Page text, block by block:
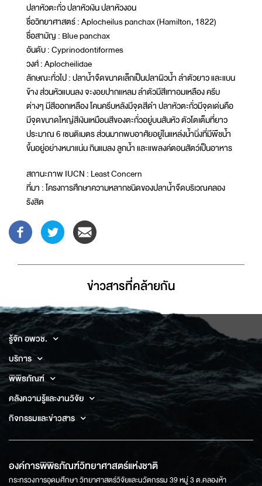
ปลาหัวตะกั่ว ปลาหัวเงิน ปลาหัวงอน
ชื่อวิทยาศาสตร์ : Aplocheilus panchax (Hamilton, 1822)
ชื่อสามัญ : Blue panchax
อันดับ : Cyprinodontiformes
วงศ์ : Aplocheilidae
ลักษณะทั่วไป : ปลาน้ำจืดขนาดเล็กเป็นปลาผิวน้ำ ลำตัวยาว และแบน
ข้าง ส่วนหัวแบนลง จะงอยปากแหลม ลำตัวมีสีเทาอมเหลือง ครีบ
ต่างๆ มีสีออกเหลือง โคนครีบหลังมีจุดสีดำ ปลาหัวตะกั่วมีจุดเด่นคือ
มีจุดขนาดใหญ่สีเงินเหมือนสีของตะกั่วอยู่บนสันหัว ตัวโตเต็มที่ยาว
ประมาณ 6 เซนติเมตร ส่วนมากพบอาศัยอยู่ในแหล่งน้ำนิ่งที่มีพืชน้ำ
ขึ้นอยู่อย่างหนาแน่น กินแมลง ลูกน้ำ และแพลงค์ตอนสัตว์เป็นอาหาร
สถานะภาพ IUCN : Least Concern
ที่มา : โครงการศึกษาความหลากชนิดของปลาน้ำจืดบริเวณคลอง
รังสิต
ข่าวสารที่่คล้ายกัน
รู้จัก อพวช.
บริการ
พิพิธภัณฑ์
คลังความรู้และงานวิจัย
กิจกรรมและข่าวสาร
องค์การพิพิธภัณฑ์วิทยาศาสตร์แห่งชาติ
กระทรวงการอุดมศึกษา วิทยาศาสตร์วิจัยและนวัตกรรม 39 หมู่ 3 ต.คลองห้า